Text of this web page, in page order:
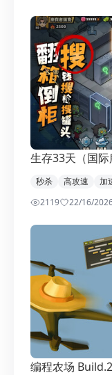
生存33天（国际
秒杀 高攻速
加
2119
22/16/
编程农场